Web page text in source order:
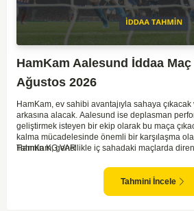
HamKam Aalesund İddaa
Ağustos 2026
HamKam, ev sahibi avantajıyla sahaya
arkasına alacak. Aalesund ise deplasman
geliştirmek isteyen bir ekip olarak bu maça
kalma mücadelesinde önemli bir karşılaşma
HamKam, genellikle iç sahadaki maçlarda
olabilir. Hücum anlamında her iki takım da
gol bulma ihtimalleri yüksek.
Tahmin KG VAR
Tahmini İncele